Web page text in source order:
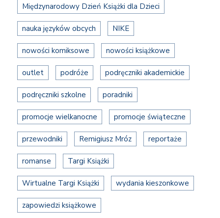
Międzynarodowy Dzień Książki dla Dzieci
nauka języków obcych NIKE
nowości komiksowe nowości książkowe
outlet podróże podręczniki akademickie
podręczniki szkolne poradniki
promocje wielkanocne promocje świąteczne
przewodniki Remigiusz Mróz reportaże
romanse Targi Książki
Wirtualne Targi Książki wydania kieszonkowe
zapowiedzi książkowe